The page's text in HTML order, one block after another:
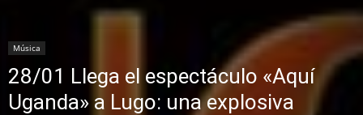
Música
28/01 Llega el espectáculo «Aquí
Uganda» a Lugo: una explosiva